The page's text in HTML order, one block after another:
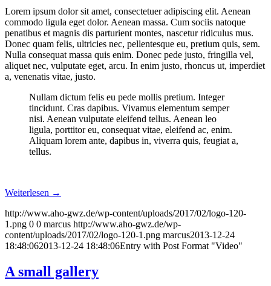
Lorem ipsum dolor sit amet, consectetuer adipiscing elit. Aenean
commodo ligula eget dolor. Aenean massa. Cum sociis natoque
penatibus et magnis dis parturient montes, nascetur ridiculus mus.
Donec quam felis, ultricies nec, pellentesque eu, pretium quis, sem.
Nulla consequat massa quis enim. Donec pede justo, fringilla vel,
aliquet nec, vulputate eget, arcu. In enim justo, rhoncus ut, imperdiet
a, venenatis vitae, justo.
Nullam dictum felis eu pede mollis pretium. Integer
tincidunt. Cras dapibus. Vivamus elementum semper
nisi. Aenean vulputate eleifend tellus. Aenean leo
ligula, porttitor eu, consequat vitae, eleifend ac, enim.
Aliquam lorem ante, dapibus in, viverra quis, feugiat a,
tellus.
Weiterlesen →
http://www.aho-gwz.de/wp-content/uploads/2017/02/logo-120-
1.png 0 0 marcus http://www.aho-gwz.de/wp-
content/uploads/2017/02/logo-120-1.png marcus2013-12-24
18:48:062013-12-24 18:48:06Entry with Post Format "Video"
A small gallery